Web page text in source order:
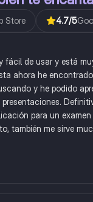
Store 4.7/5
fácil de usar y está
ahora he
y he podido
para un examen
también me sirve